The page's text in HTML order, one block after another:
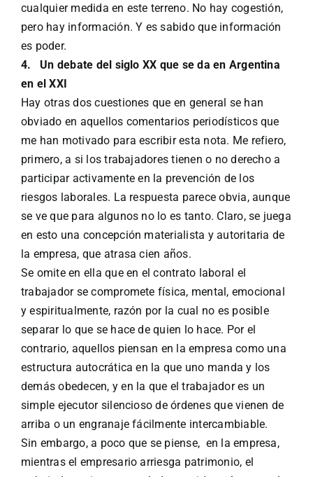
cualquier medida en este terreno. No hay cogestión,
pero hay información. Y es sabido que información
es poder.
4. Un debate del siglo XX que se da en Argentina
en el XXI
Hay otras dos cuestiones que en general se han
obviado en aquellos comentarios periodísticos que
me han motivado para escribir esta nota. Me refiero,
primero, a si los trabajadores tienen o no derecho a
participar activamente en la prevención de los
riesgos laborales. La respuesta parece obvia, aunque
se ve que para algunos no lo es tanto. Claro, se juega
en esto una concepción materialista y autoritaria de
la empresa, que atrasa cien años.
Se omite en ella que en el contrato laboral el
trabajador se compromete física, mental, emocional
y espiritualmente, razón por la cual no es posible
separar lo que se hace de quien lo hace. Por el
contrario, aquellos piensan en la empresa como una
estructura autocrática en la que uno manda y los
demás obedecen, y en la que el trabajador es un
simple ejecutor silencioso de órdenes que vienen de
arriba o un engranaje fácilmente intercambiable.
Sin embargo, a poco que se piense, en la empresa,
mientras el empresario arriesga patrimonio, el